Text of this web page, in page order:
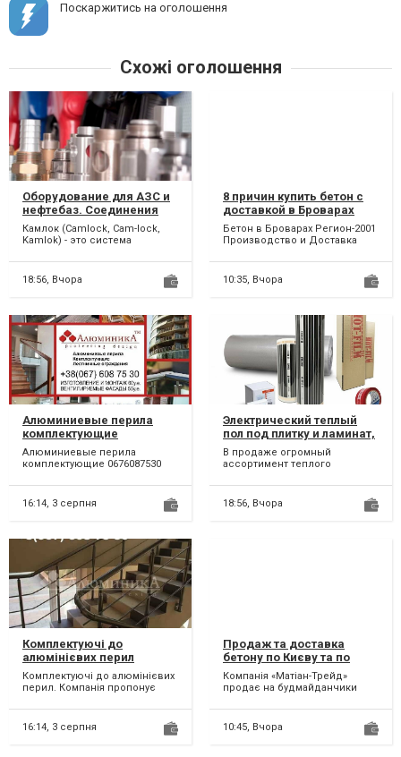
Поскаржитись на оголошення
Схожі оголошення
Оборудование для АЗС и
нефтебаз. Соединения
CAMLOCK
Камлок (Camlock, Cam-lock,
Kamlok) - это система
соединений кулачкового
типа, позвол...
18:56, Вчора
8 причин купить бетон с
доставкой в Броварах
Бетон в Броварах Регион-2001
Производство и Доставка
Броварской и
Бориспольски...
10:35, Вчора
Алюминиевые перила
комплектующие
Алюминиевые перила
комплектующие 0676087530
16:14, 3 серпня
Электрический теплый
пол под плитку и ламинат,
маты, кабели
В продаже огромный
ассортимент теплого
монтажа под плитку и
ламинат: - кабе...
18:56, Вчора
Комплектуючі до
алюмінієвих перил
Комплектуючі до алюмінієвих
перил. Компанія пропонує
сфері будівельного бізн...
16:14, 3 серпня
Продаж та доставка
бетону по Києву та по
Україні.
Компанія «Матіан-Трейд»
продає на будмайданчики
високоякісну бетонну про...
10:45, Вчора